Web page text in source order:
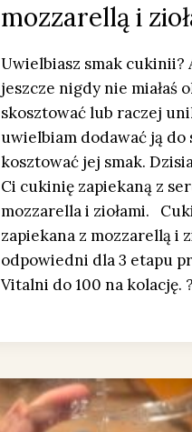
mozzarellą i
Uwielbiasz smak cukinii?
jeszcze nigdy nie miałaś
skosztować lub raczej
uwielbiam dodawać ją do
kosztować jej smak.
Ci cukinię zapiekaną z
mozzarella i ziołami.
zapiekana z mozzarellą i
odpowiedni dla 3 etapu
Vitalni do 100 na kolację.